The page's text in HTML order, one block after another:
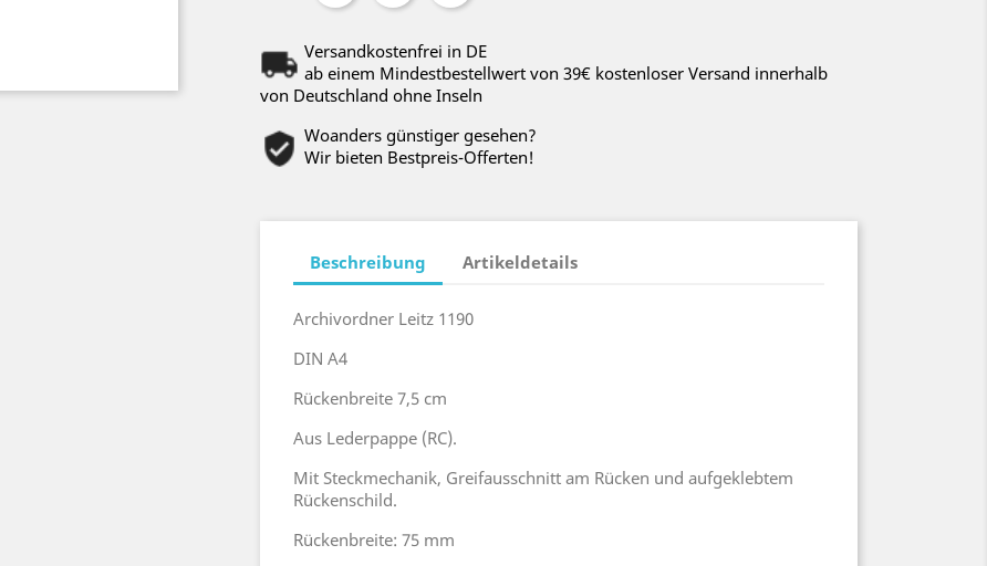
Versandkostenfrei in DE
ab einem Mindestbestellwert von 39€ kostenloser Versand innerhalb
von Deutschland ohne Inseln
Woanders günstiger gesehen?
Wir bieten Bestpreis-Offerten!
Beschreibung Artikeldetails
Archivordner Leitz 1190
DIN A4
Rückenbreite 7,5 cm
Aus Lederpappe (RC).
Mit Steckmechanik, Greifausschnitt am Rücken und aufgeklebtem
Rückenschild.
Rückenbreite: 75 mm